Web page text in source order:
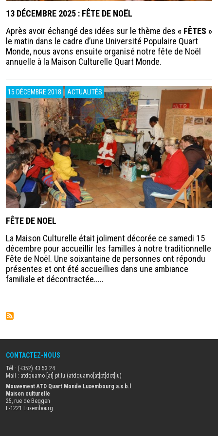
13 DÉCEMBRE 2025 : FÊTE DE NOËL
Après avoir échangé des idées sur le thème des « FÊTES »
le matin dans le cadre d’une Université Populaire Quart
Monde, nous avons ensuite organisé notre fête de Noël
annuelle à la Maison Culturelle Quart Monde.
15 DÉCEMBRE 2018 ACTUALITÉS
FÊTE DE NOEL
La Maison Culturelle était joliment décorée ce samedi 15
décembre pour accueillir les familles à notre traditionnelle
Fête de Noël. Une soixantaine de personnes ont répondu
présentes et ont été accueillies dans une ambiance
familiale et décontractée.....
CONTACTEZ-NOUS
Tél.: (+352) 43 53 24
Mail : atdquamo [at] pt. lu (atdquamo[at]pt[dot]lu)
Mouvement ATD Quart Monde Luxembourg a.s.b.l
Maison culturelle
25, rue de Beggen
L-1221 Luxembourg